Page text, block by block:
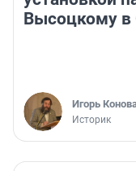
Высоцкому
Игорь
Историк